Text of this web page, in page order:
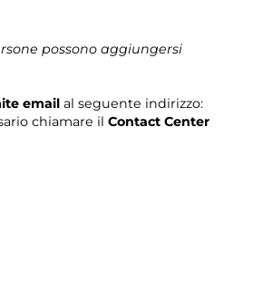
possono aggiungersi
email al seguente indirizzo:
chiamare il Contact Center